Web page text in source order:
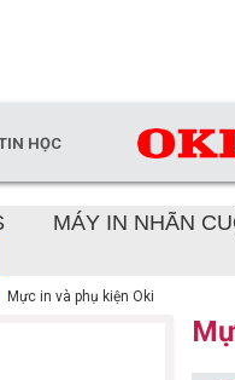
HỌC
MÁY IN NHÃN
Mực in và phụ kiện Oki